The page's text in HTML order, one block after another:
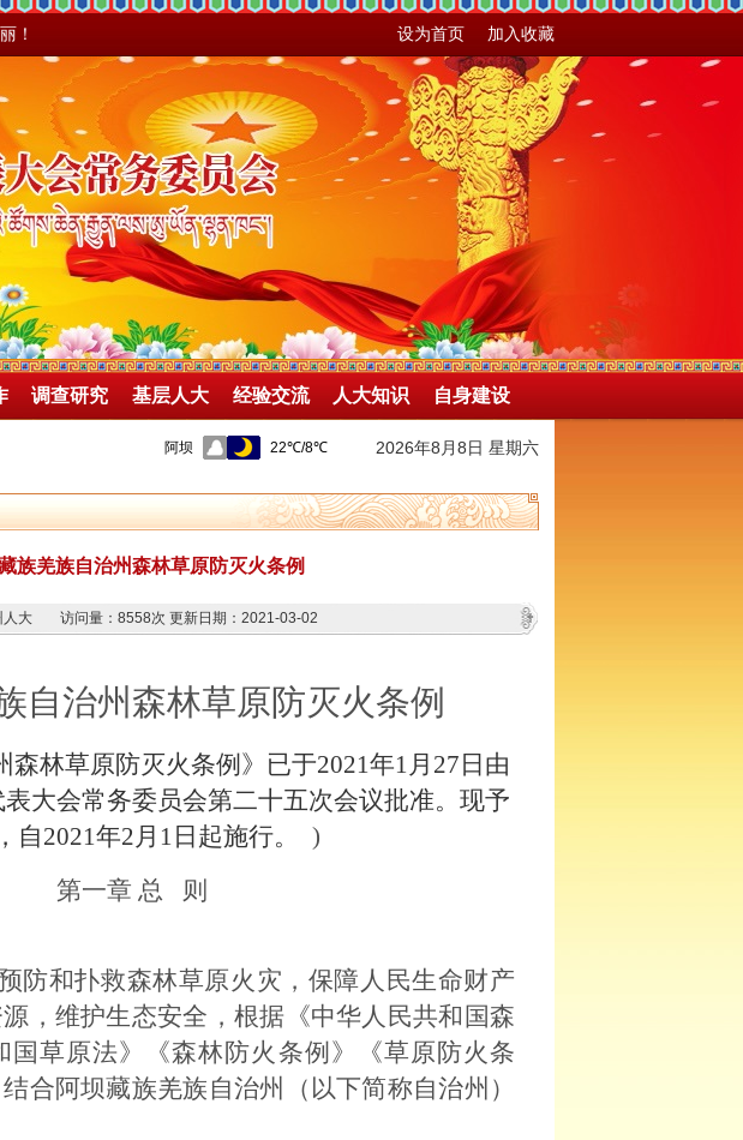
！ 设为首页 加入收藏
调查研究 基层人大 经验交流 人大知识 自身建设
2026年8月8日 星期六
族羌族自治州森林草原防灭火条例
人大 访问量： 8558次 更新日期：2021-03-02
自治州森林草原防灭火条例
森林草原防灭火条例》已于2021年1月27日由
大会常务委员会第二十五次会议批准。 现予
自2021年2月1日起施行。)
第一章 总 则
防和扑救森林草原火灾，保障人民生命财产
，维护生态安全，根据《中华人民共和国森
国草原法》《森林防火条例》《草原防火条
合阿坝藏族羌族自治州（以下简称自治州）